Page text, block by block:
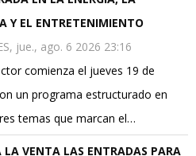
Y EL ENTRETENIMIENTO
jue., ago. 6 2026 23:16
comienza el jueves 19 de
un programa estructurado en
temas que marcan el…
LA VENTA LAS ENTRADAS PARA